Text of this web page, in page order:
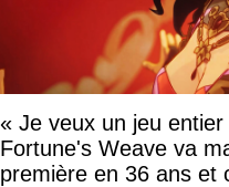
« Je veux un jeu
Fortune's Weave va
première en 36 ans et